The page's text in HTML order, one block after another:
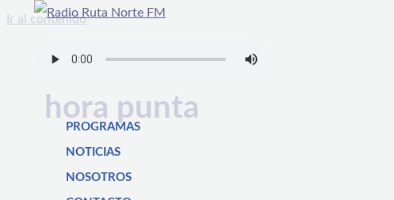
Ir al contenido
PROGRAMAS
NOTICIAS
NOSOTROS
hora punta